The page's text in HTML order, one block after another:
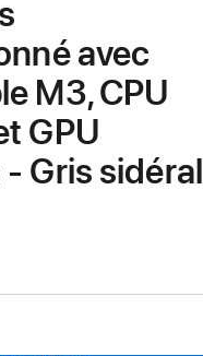
avec
M3, CPU
GPU
Gris sidéral